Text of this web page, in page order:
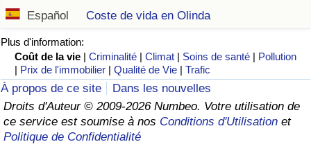
Español
Coste de vida en Olinda
Plus d'information:
Coût de la vie |Criminalité |Climat | Soins de santé | Pollution
| Prix de l'immobilier |Qualité de Vie |Trafic
À propos de ce site
Dans les nouvelles
Droits d'Auteur © 2009-2026 Numbeo. Votre utilisation de
ce service est soumise à nos Conditions d'Utilisation et
Politique de Confidentialité